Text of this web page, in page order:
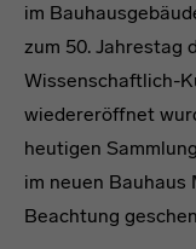
im
zum 50. Jahrestag
Wissenschaftlich-
wiedereröffnet
heutigen
im neuen Bauhaus
Beachtung